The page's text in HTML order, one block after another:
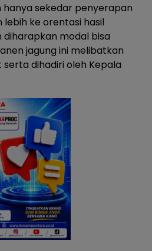
sekedar penyerapan
ke orentasi hasil
modal bisa
jagung ini melibatkan
dihadiri oleh Kepala